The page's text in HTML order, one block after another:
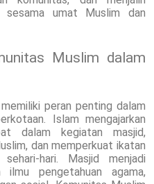
sesama umat Muslim dan
Muslim dalam
peran penting dalam
Islam mengajarkan
dalam kegiatan masjid,
dan memperkuat ikatan
hari. Masjid menjadi
pengetahuan agama,